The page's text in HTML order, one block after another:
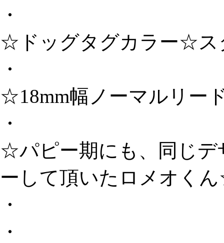
・
☆ドッグタグカラー☆
・
☆18mm幅ノーマルリー
・
☆パピー期にも、同じデ
ーして頂いたロメオく
・
・